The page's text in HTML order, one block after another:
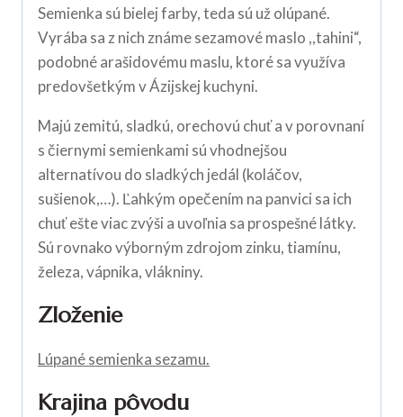
Semienka sú bielej farby, teda sú už olúpané.
Vyrába sa z nich známe sezamové maslo ,,tahini“,
podobné arašidovému maslu, ktoré sa využíva
predovšetkým v Ázijskej kuchyni.
Majú zemitú, sladkú, orechovú chuť a v porovnaní
s čiernymi semienkami sú vhodnejšou
alternatívou do sladkých jedál (koláčov,
sušienok,…). Ľahkým opečením na panvici sa ich
chuť ešte viac zvýši a uvoľnia sa prospešné látky.
Sú rovnako výborným zdrojom zinku, tiamínu,
železa, vápnika, vlákniny.
Zloženie
Lúpané semienka sezamu.
Krajina pôvodu